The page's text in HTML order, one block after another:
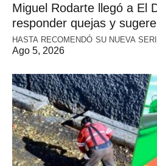
Miguel Rodarte llegó a El
responder quejas y
HASTA RECOMENDÓ SU NUEVA
Ago 5, 2026